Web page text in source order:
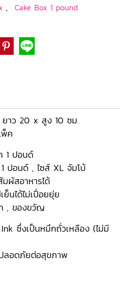
, Cake Box 1 pound
าว 20 x สูง 10 ซม.
ค
1 ปอนด์
ปอนด์ , ไซส์ XL จัมโบ้
ผัสอาหารได้
ย็นได้ไม่เปื่อยยุ่ย
ก , ของขวัญ
ซึ่งเป็นหมึกถั่วเหลือง (ไม่มี
ลอดภัยต่อสุขภาพ